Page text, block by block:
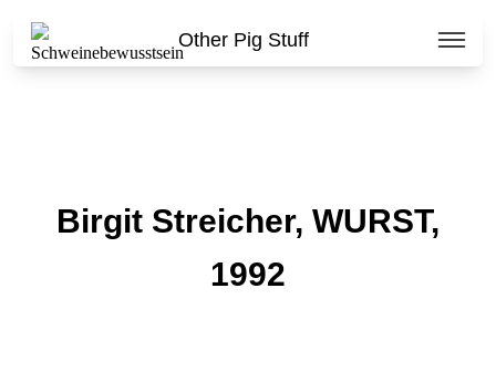
Other Pig Stuff
Birgit Streicher, WURST,
1992